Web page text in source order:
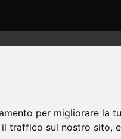
per migliorare la
traffico sul nostro sito,